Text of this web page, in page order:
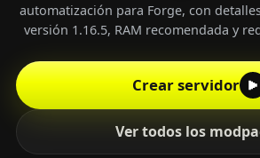
Login
Crear servidor
automatización para Forge, con
versión 1.16.5, RAM recomendada y
Crear servidor
Ver todos los